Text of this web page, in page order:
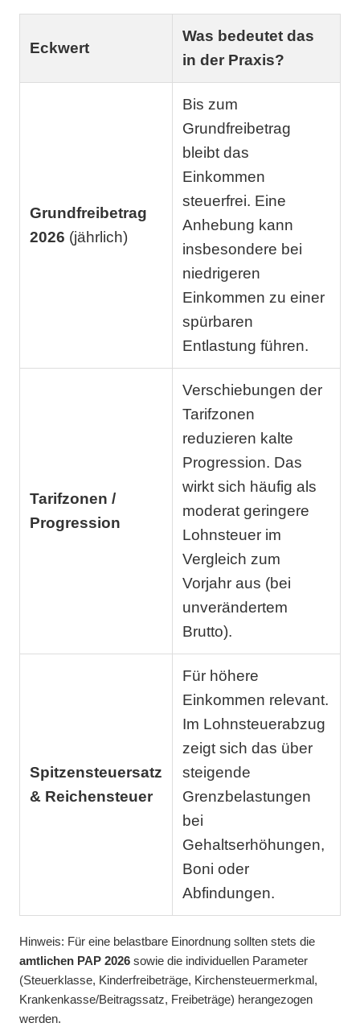
Eckwert
Was bedeutet das
in der Praxis?
Grundfreibetrag
2026 (jährlich)
Bis zum
Grundfreibetrag
bleibt das
Einkommen
steuerfrei. Eine
Anhebung kann
insbesondere bei
niedrigeren
Einkommen zu einer
spürbaren
Entlastung führen.
Tarifzonen /
Progression
Verschiebungen der
Tarifzonen
reduzieren kalte
Progression. Das
wirkt sich häufig als
moderat geringere
Lohnsteuer im
Vergleich zum
Vorjahr aus (bei
unverändertem
Brutto).
Spitzensteuersatz
& Reichensteuer
Für höhere
Einkommen relevant.
Im Lohnsteuerabzug
zeigt sich das über
steigende
Grenzbelastungen
bei
Gehaltserhöhungen,
Boni oder
Abfindungen.
Hinweis: Für eine belastbare Einordnung sollten stets die
amtlichen PAP 2026 sowie die individuellen Parameter
(Steuerklasse, Kinderfreibeträge, Kirchensteuermerkmal,
Krankenkasse/Beitragssatz, Freibeträge) herangezogen
werden.